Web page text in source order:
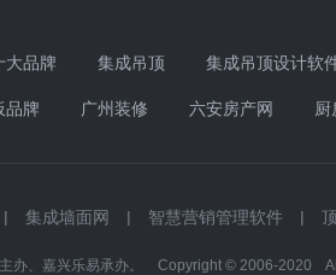
大品牌 集成吊顶 集成吊顶设计软
品牌 广州装修 六安房产网
集成墙面网 | 智慧营销管理软件 |
主办、嘉兴乐易承办。 Copyright © 2006-2020